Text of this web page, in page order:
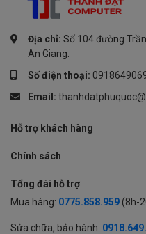
Địa chỉ: Số 104 đường
An Giang.
Số điện thoại:
Email:
Hỗ trợ khách hàng
Chính sách
Tổng đài hỗ trợ
Mua hàng: 0775.858.959 (8h-
Sửa chữa, bảo hành: